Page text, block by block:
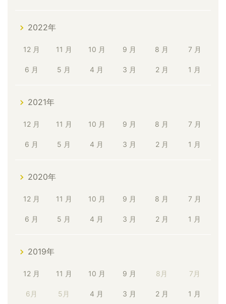
2022年
12 月 11 月 10 月 9 月 8 月 7 月
6 月 5 月 4 月 3 月 2 月 1 月
2021年
12 月 11 月 10 月 9 月 8 月 7 月
6 月 5 月 4 月 3 月 2 月 1 月
2020年
12 月 11 月 10 月 9 月 8 月 7 月
6 月 5 月 4 月 3 月 2 月 1 月
2019年
12 月 11 月 10 月 9 月 8月 7月
6月 5月 4 月 3 月 2 月 1 月